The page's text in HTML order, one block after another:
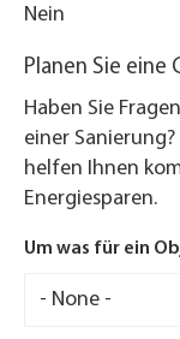
Nein
Planen Sie eine
Haben Sie
einer Sanierung?
helfen Ihnen
Energiesparen.
Um was für ein